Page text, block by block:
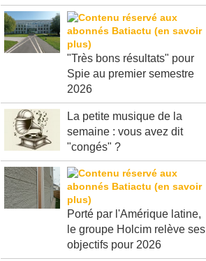
"Très bons résultats" pour
Spie au premier semestre
2026
La petite musique de la
semaine : vous avez dit
"congés" ?
Porté par l'Amérique latine,
le groupe Holcim relève ses
objectifs pour 2026